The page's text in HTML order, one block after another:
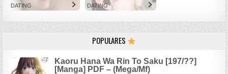
DATING DATING
POPULARES
Kaoru Hana Wa Rin To Saku [197/??]
[Manga] PDF – (Mega/Mf)